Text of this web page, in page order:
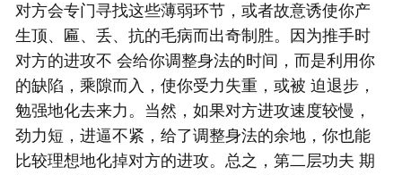
对方会专门寻找这些薄弱环节，或者故意诱使你产
生顶、匾、丢、抗的毛病而出奇制胜。因为推手时
对方的进攻不 会给你调整身法的时间，而是利用你
的缺陷，乘隙而入，使你受力失重，或被 迫退步，
勉强地化去来力。当然，如果对方进攻速度较慢，
劲力短，进逼不紧，给了调整身法的余地，你也能
比较理想地化掉对方的进攻。总之，第二层功夫 期